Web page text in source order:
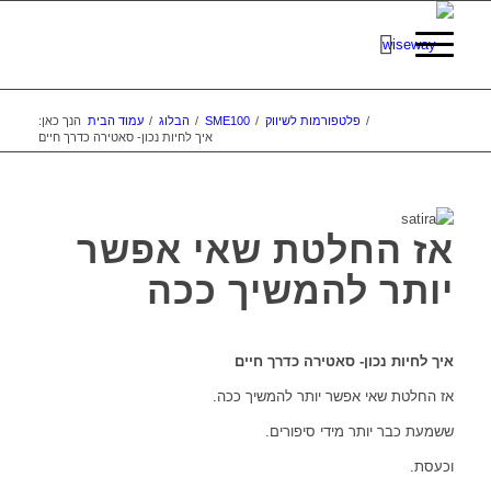
הנך כאן: עמוד הבית / הבלוג / SME100 / פלטפורמות לשיווק /
איך לחיות נכון- סאטירה כדרך חיים
אז החלטת שאי אפשר
יותר להמשיך ככה
איך לחיות נכון- סאטירה כדרך חיים
אז החלטת שאי אפשר יותר להמשיך ככה.
ששמעת כבר יותר מידי סיפורים.
וכעסת.